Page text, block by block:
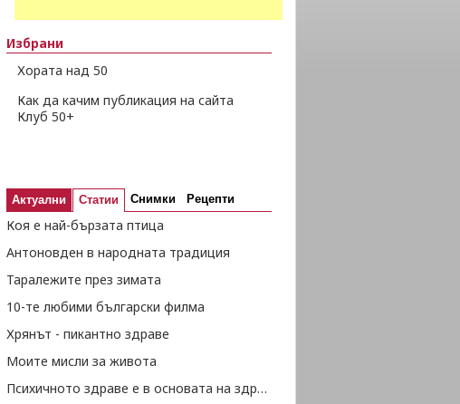
Избрани
Хората над 50
Как да качим публикация на сайта
Клуб 50+
Актуални Статии Снимки Рецепти
Коя е най-бързата птица
Антоновден в народната традиция
Таралежите през зимата
10-те любими български филма
Хрянът - пикантно здраве
Моите мисли за живота
Психичното здраве е в основата на здравето изобщо